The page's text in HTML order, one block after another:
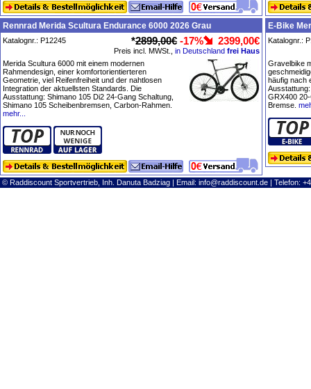
Rennrad Merida Scultura Endurance 6000 2026 Grau
Katalognr.: P12245 *2899,00€ -17% 2399,00€
Preis incl. MWSt., in Deutschland frei Haus
Merida Scultura 6000 mit einem modernen
Rahmendesign, einer komfortorientierteren
Geometrie, viel Reifenfreiheit und der nahtlosen
Integration der aktuellsten Standards. Die
Ausstattung: Shimano 105 Di2 24-Gang Schaltung,
Shimano 105 Scheibenbremsen, Carbon-Rahmen.
mehr...
E-Bike
Katalognr.:
Gravelbike
häufig nach
GRX400
Bremse.
© Raddiscount Sportvertrieb, Inh. Danuta Badziag | Email: info@raddiscount.de | Telefon: